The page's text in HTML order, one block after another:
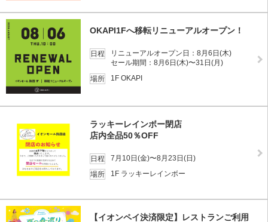
OKAPI1Fへ移転リニューアルオープン！
日程
リニューアルオープン日：8月6日(木)
セール期間：8月6日(木)〜31日(月)
場所
1F OKAPI
ラッキーレインボー閉店
店内全品50％OFF
日程
7月10日(金)〜8月23日(日)
場所
1F ラッキーレインボー
【イオンペイ決済限定】レストランご利用